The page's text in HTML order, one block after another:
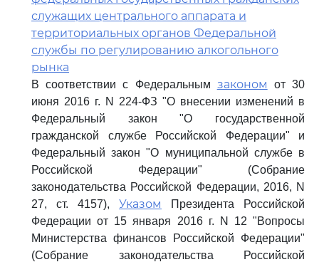
служащих центрального аппарата и
территориальных органов Федеральной
службы по регулированию алкогольного
рынка
В соответствии с Федеральным законом от 30
июня 2016 г. N 224-ФЗ "О внесении изменений в
Федеральный закон "О государственной
гражданской службе Российской Федерации" и
Федеральный закон "О муниципальной службе в
Российской Федерации" (Собрание
законодательства Российской Федерации, 2016, N
27, ст. 4157), Указом
Президента Российской
Федерации от 15 января 2016 г. N 12 "Вопросы
Министерства финансов Российской Федерации"
(Собрание законодательства Российской